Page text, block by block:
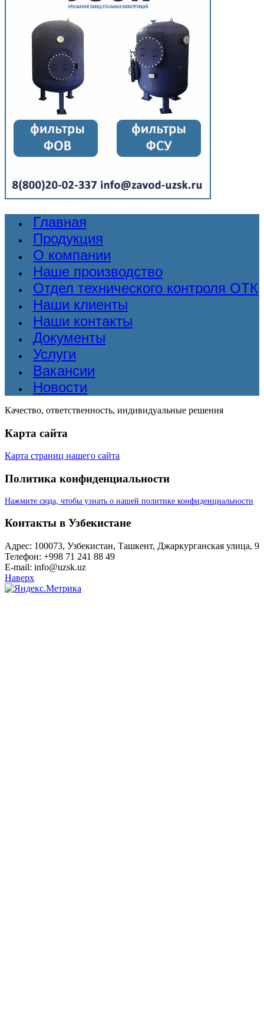
Главная
Продукция
О компании
Наше производство
Отдел технического контроля ОТК
Наши клиенты
Наши контакты
Документы
Услуги
Вакансии
Новости
Качество, ответственность, индивидуальные решения
Карта сайта
Карта страниц нашего сайта
Политика конфиденциальности
Нажмите сюда, чтобы узнать о нашей политике конфиденциальности
Контакты в Узбекистане
Адрес: 100073, Узбекистан, Ташкент, Джаркурганская улица, 9
Телефон: +998 71 241 88 49
E-mail: info@uzsk.uz
Наверх